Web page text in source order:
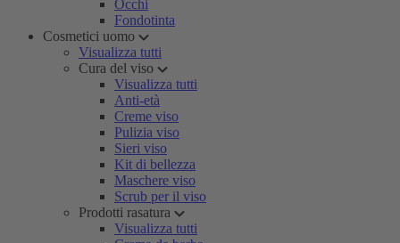
Occhi
Fondotinta
Cosmetici uomo
Visualizza tutti
Cura del viso
Visualizza tutti
Anti-età
Creme viso
Pulizia viso
Sieri viso
Kit di bellezza
Maschere viso
Scrub per il viso
Prodotti rasatura
Visualizza tutti